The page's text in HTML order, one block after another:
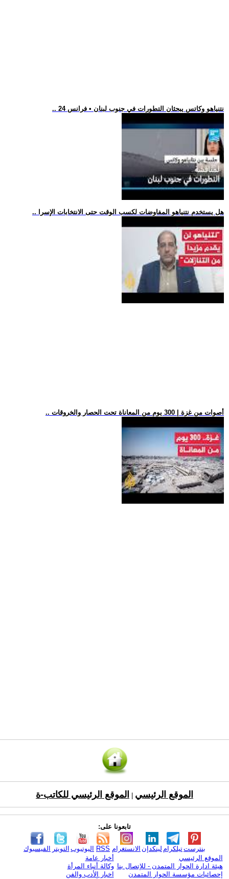
.. نتنياهو وكاتس يبحثان التطورات في جنوب لبنان • فرانس 24
.. هل يستخدم نتنياهو المفاوضات لكسب الوقت حتى الانتخابات الإسرا
.. أصوات من غزة | 300 يوم من المعاناة تحت الحصار والخروقات
الموقع الرئيسي الموقع الرئيسي للكاتب-ة
تابعونا على:
الفيسبوك التويتر اليوتيوب RSS الانستغرام لينكدإن تيلكرامبنترست
الموقع الرئيسي
هيئة ادارة الحوار المتمدن - للإتصال بنا
إحصائيات مؤسسة الحوار المتمدن
أخبار عامة
وكالة أنباء المرأة
اخبار الأدب والفن